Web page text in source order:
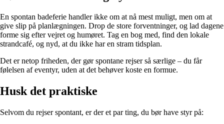
En spontan badeferie handler ikke om at nå mest muligt, men om at
give slip på planlægningen. Drop de store forventninger, og lad dagene
forme sig efter vejret og humøret. Tag en bog med, find den lokale
strandcafé, og nyd, at du ikke har en stram tidsplan.
Det er netop friheden, der gør spontane rejser så særlige – du får
følelsen af eventyr, uden at det behøver koste en formue.
Husk det praktiske
Selvom du rejser spontant, er der et par ting, du bør have styr på: